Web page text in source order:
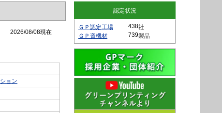
08/08現在
ョン
認定状況
ＧＰ認定工場
社
ＧＰ資機材
製品